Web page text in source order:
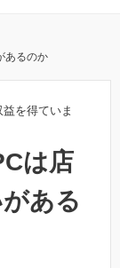
あるのか
を得ていま
は店
ある